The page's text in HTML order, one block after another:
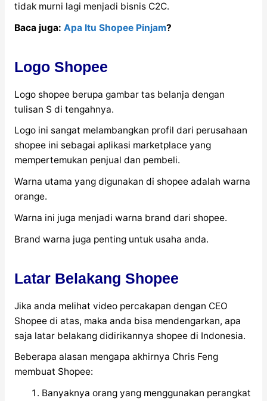
tidak murni lagi menjadi bisnis C2C.
Baca juga: Apa Itu Shopee Pinjam?
Logo Shopee
Logo shopee berupa gambar tas belanja dengan
tulisan S di tengahnya.
Logo ini sangat melambangkan profil dari perusahaan
shopee ini sebagai aplikasi marketplace yang
mempertemukan penjual dan pembeli.
Warna utama yang digunakan di shopee adalah warna
orange.
Warna ini juga menjadi warna brand dari shopee.
Brand warna juga penting untuk usaha anda.
Latar Belakang Shopee
Jika anda melihat video percakapan dengan CEO
Shopee di atas, maka anda bisa mendengarkan, apa
saja latar belakang didirikannya shopee di Indonesia.
Beberapa alasan mengapa akhirnya Chris Feng
membuat Shopee:
Banyaknya orang yang menggunakan perangkat